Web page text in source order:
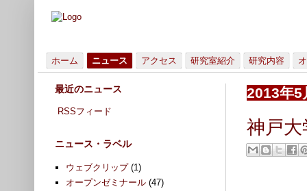
ホーム ニュース アクセス 研究室紹介 研究内容
2013年5
神戸大
最近のニュース
RSSフィード
ニュース・ラベル
ウェブクリップ (1)
オープンゼミナール (47)